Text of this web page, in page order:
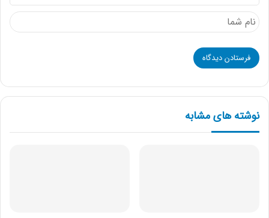
نوشته های مشابه